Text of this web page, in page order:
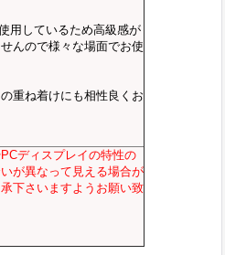
用しているため高級感が
んので様々な場面でお使
重ね着けにも相性良くお
ディスプレイの特性の
が異なって見える場合が
下さいますようお願い致